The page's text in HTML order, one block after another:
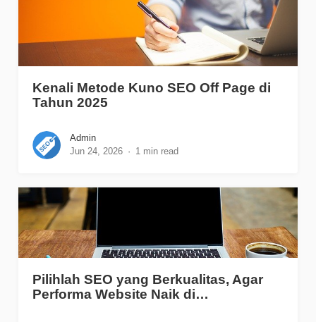
Kenali Metode Kuno SEO Off Page di
Tahun 2025
Admin
Jun 24, 2026
1 min read
Pilihlah SEO yang Berkualitas, Agar
Performa Website Naik di…